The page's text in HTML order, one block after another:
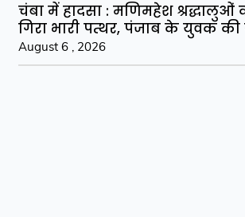
चंबा में हादसा : मणिमहेश श्रद्धालुओं
गिरा भारी पत्थर, पंजाब के युवक
August 6 , 2026